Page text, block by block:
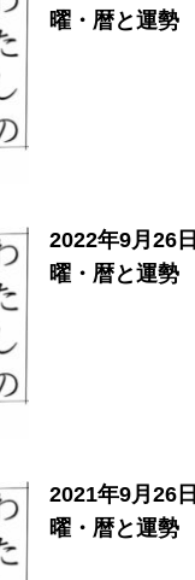
曜・暦と運勢
2022年9月26
曜・暦と運勢
2021年9月26
曜・暦と運勢